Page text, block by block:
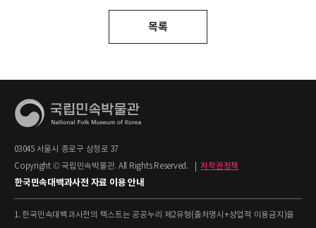
목록
03045 서울시 종로구 삼청로 37
Copyright © 국립민속박물관. All Rights Reserved.
저작권정책
한국민속대백과사전 자료 이용 안내
1. 한국민속대백과사전의 텍스트는 공공누리 제2유형(출처명시+상업적 이용금지)을